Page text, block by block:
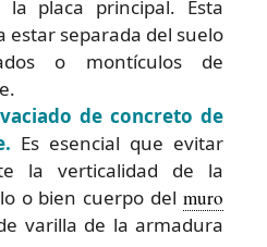
placa principal. Esta
estar separada del suelo
o montículos de
de concreto de
Es esencial que evitar
la verticalidad de la
o bien cuerpo del muro
varilla de la armadura